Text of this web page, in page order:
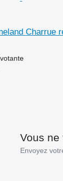
Charrue
Vous ne
Envoyez